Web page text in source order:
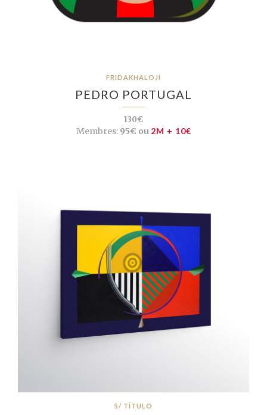
FRIDAKHALOJI
PEDRO PORTUGAL
130€
Membres:95€ ou 2M + 10€
S/ TÍTULO